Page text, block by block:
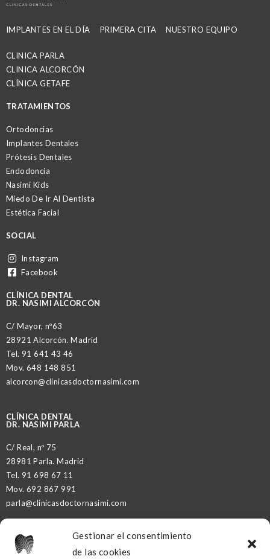
Gestionar el consentimiento
de las cookies
IMPLANTES EN EL DÍA PRIMERA CITA NUESTRO EQUIPO
CLINICA PARLA
CLINICA ALCORCÓN
CLÍNICA GETAFE
TRATAMIENTOS
Ortodoncias
Implantes Dentales
Prótesis Dentales
Endodoncia
Nasimi Kids
Miedo De Ir Al Dentista
Estética Facial
SOCIAL
Instagram
Facebook
CLÍNICA DENTAL
DR. NASIMI ALCORCÓN
C/ Mayor, nº63
28921 Alcorcón. Madrid
Tel. 91 641 43 46
Mov. 648 148 851
alcorcon@clinicasdoctornasimi.com
CLÍNICA DENTAL
DR. NASIMI PARLA
C/ Real, nº 75
28981 Parla. Madrid
Tel. 91 698 67 11
Mov. 692 867 991
parla@clinicasdoctornasimi.com
DR. NASIMI PARTNER